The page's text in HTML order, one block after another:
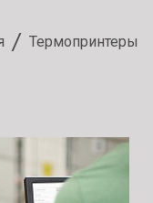
Термопринтеры